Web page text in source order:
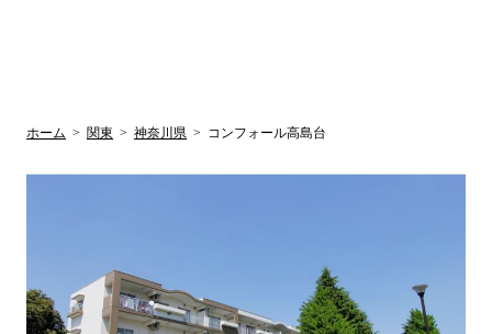
ホーム > 関東 > 神奈川県 > コンフォール高島台